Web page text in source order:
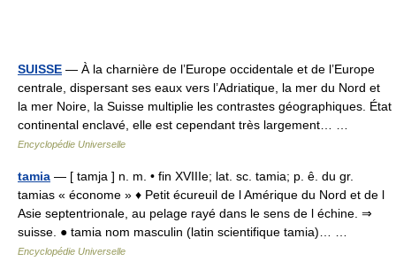
SUISSE — À la charnière de l’Europe occidentale et de l’Europe
centrale, dispersant ses eaux vers l’Adriatique, la mer du Nord et
la mer Noire, la Suisse multiplie les contrastes géographiques. État
continental enclavé, elle est cependant très largement… …
Encyclopédie Universelle
tamia — [ tamja ] n. m. • fin XVIIIe; lat. sc. tamia; p. ê. du gr.
tamias « économe » ♦ Petit écureuil de l Amérique du Nord et de l
Asie septentrionale, au pelage rayé dans le sens de l échine. ⇒
suisse. ● tamia nom masculin (latin scientifique tamia)… …
Encyclopédie Universelle